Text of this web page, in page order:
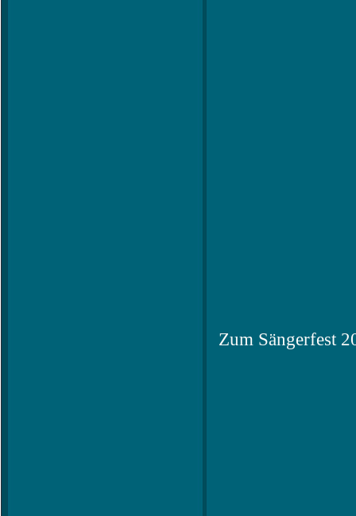
Zum Sängerfest